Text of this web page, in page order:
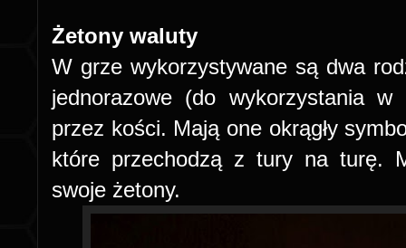
Żetony waluty
W grze wykorzystywane są dwa
jednorazowe (do wykorzystania
przez kości. Mają one okrągły
które przechodzą z tury na turę.
swoje żetony.